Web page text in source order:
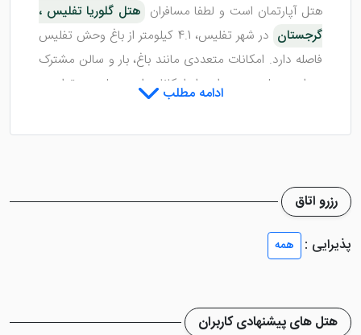
هتل آپارتمان است و لطفا مسافران هتل گلوریا تفلیس ،
گرجستان
در شهر تفلیس، 4.1 کیلومتر از باغ وحش تفلیس
فاصله دارد. امکانات متعددی مانند باغ، بار و سالن مشترک
در این هتل وجود دارد. از امکانات این هتل می توان به
رایگان اشاره کرد. هتل غیر سیگاری است و در فاصله 7
روستاولی در 7 کیلومتری هتل قرار گرفته است، در حالی که
ادامه مطلب
رزرو اتاق
پذیرایی :
همه
هتل های پیشنهادی کاربران